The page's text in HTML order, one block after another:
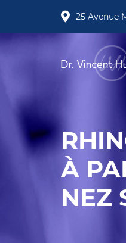
25 Avenue
À
NEZ